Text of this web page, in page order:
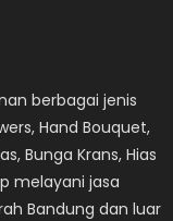
berbagai jenis
Hand Bouquet,
Bunga Krans, Hias
melayani jasa
Bandung dan luar